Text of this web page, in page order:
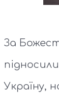
За
Україну,